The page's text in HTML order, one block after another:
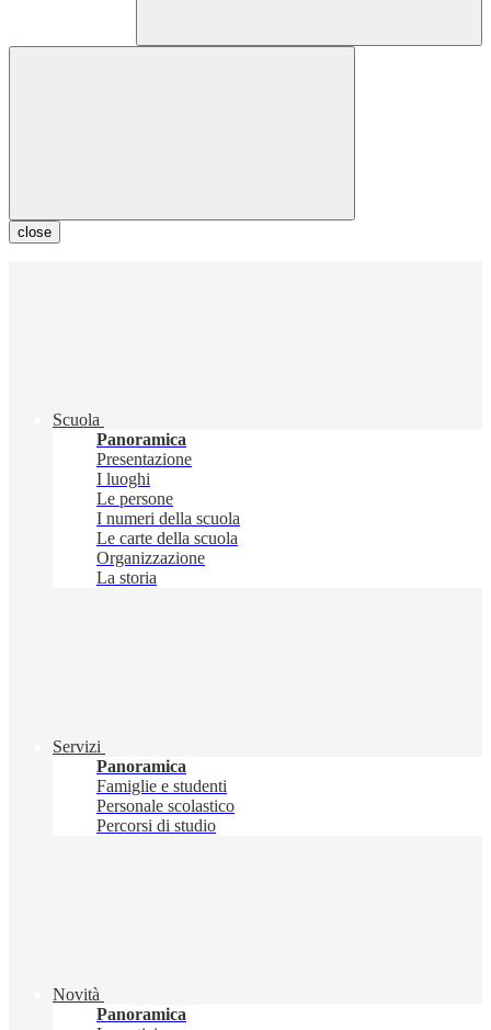
close
Scuola
Panoramica
Presentazione
I luoghi
Le persone
I numeri della scuola
Le carte della scuola
Organizzazione
La storia
Servizi
Panoramica
Famiglie e studenti
Personale scolastico
Percorsi di studio
Novità
Panoramica